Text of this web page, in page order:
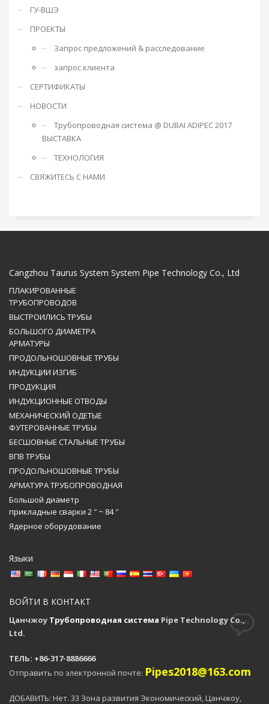
ГУ-ВШЭ
ПРОЕКТЫ
Запрос предложений & расследование
запрос клиента
СЕРТИФИКАТЫ
НОВОСТИ
Трубопроводная система @ DUBAI ADIPEC 2017
ВЫСТАВКА
ТЕХНОЛОГИЯ
СВЯЖИТЕСЬ С НАМИ
Cangzhou Taurus System System Pipe Technology Co., Ltd
ПЛАКИРОВАННЫЕ
ТРУБОПРОВОДОВ
ВЫСТРОИЛИСЬ ТРУБЫ
БОЛЬШОГО ДИАМЕТРА
АРМАТУРЫ
ПРОДОЛЬНОШОВНЫЕ ТРУБЫ
ИНДУКЦИИ ИЗГИБ
ПРОДУКЦИЯ
ИНДУКЦИОННЫЕ ОТВОДЫ
МЕХАНИЧЕСКИЙ ОДЕТЫЕ
ФУТЕРОВАННЫЕ ТРУБЫ
БЕСШОВНЫЕ СТАЛЬНЫЕ ТРУБЫ
ВПВ ТРУБЫ
ПРОДОЛЬНОШОВНЫЕ ТРУБЫ
АРМАТУРА ТРУБОПРОВОДНАЯ
Большой диаметр
прикладные сварки 2 ″ ~ 84 ″
Ядерное оборудование
Языки
ВОЙТИ В КОНТАКТ
Цанчжоу Трубопроводная система Pipe Technology Co.,
Ltd.
ТЕЛЬ: +86-317-8886666
Отправить по электронной почте: Pipes2018@163.com
ДОБАВИТЬ: Нет. 33 Зона развития Экономический, Цанчжоу,